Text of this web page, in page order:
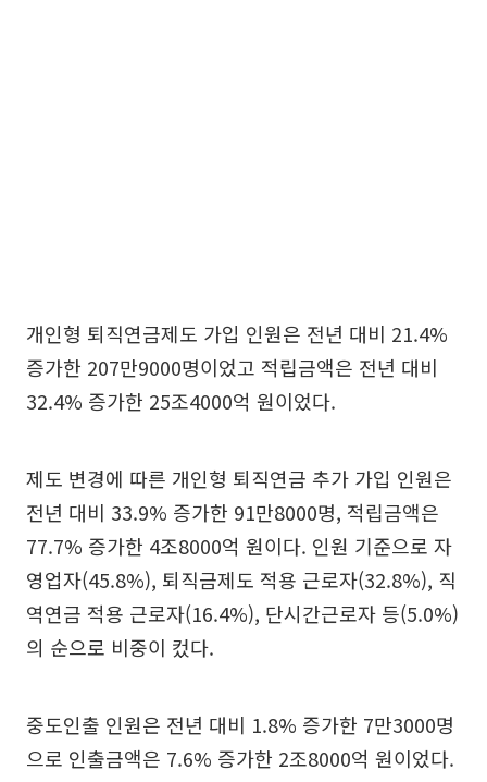
개인형 퇴직연금제도 가입 인원은 전년 대비 21.4%
증가한 207만9000명이었고 적립금액은 전년 대비
32.4% 증가한 25조4000억 원이었다.
제도 변경에 따른 개인형 퇴직연금 추가 가입 인원은
전년 대비 33.9% 증가한 91만8000명, 적립금액은
77.7% 증가한 4조8000억 원이다. 인원 기준으로 자
영업자(45.8%), 퇴직금제도 적용 근로자(32.8%), 직
역연금 적용 근로자(16.4%), 단시간근로자 등(5.0%)
의 순으로 비중이 컸다.
중도인출 인원은 전년 대비 1.8% 증가한 7만3000명
으로 인출금액은 7.6% 증가한 2조8000억 원이었다.